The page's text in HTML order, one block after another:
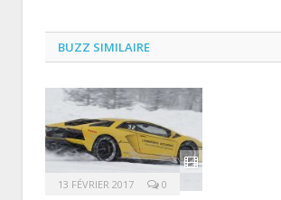
BUZZ SIMILAIRE
13 FÉVRIER 2017 0